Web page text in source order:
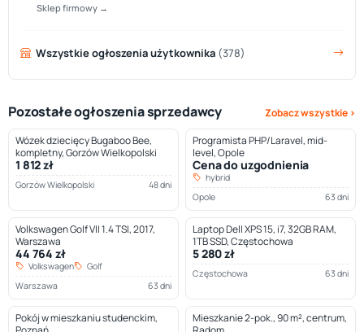
Sklep firmowy →
Wszystkie ogłoszenia użytkownika (378)
Pozostałe ogłoszenia sprzedawcy
Zobacz wszystkie ›
Wózek dziecięcy Bugaboo Bee,
kompletny, Gorzów Wielkopolski
1 812 zł
Gorzów Wielkopolski 48 dni
Programista PHP/Laravel, mid-
level, Opole
Cena do uzgodnienia
hybrid
Opole
63 dni
Volkswagen Golf VII 1.4 TSI, 2017,
Warszawa
44 764 zł
Volkswagen
Golf
Warszawa
63 dni
Laptop Dell XPS 15, i7, 32GB RAM,
1TB SSD, Częstochowa
5 280 zł
Częstochowa 63 dni
Pokój w mieszkaniu studenckim,
Mieszkanie 2-pok., 90 m², centrum,